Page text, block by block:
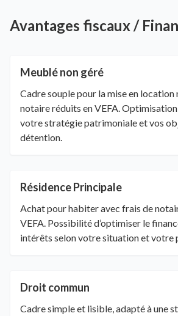
Avantages fiscaux /
Meublé non géré
Cadre souple pour la mise en location
notaire réduits en VEFA.
votre stratégie patrimoniale et vos
détention.
Résidence Principale
Achat pour habiter avec frais de
VEFA. Possibilité d’optimiser le
intérêts selon votre situation et votre
Droit commun
Cadre simple et lisible, adapté à une